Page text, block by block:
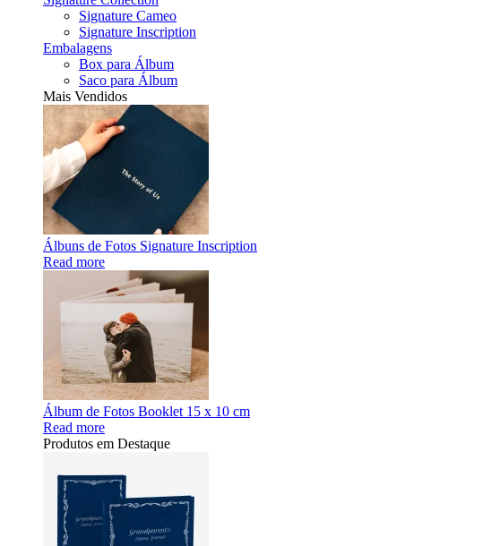
Signature Cameo
Signature Inscription
Embalagens
Box para Álbum
Saco para Álbum
Mais Vendidos
Álbuns de Fotos Signature Inscription
Read more
Álbum de Fotos Booklet 15 x 10 cm
Read more
Produtos em Destaque